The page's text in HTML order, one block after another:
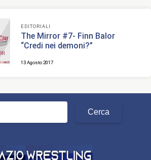
EDITORIALI
The Mirror #7- Finn Balor
“Credi nei demoni?”
13 Agosto 2017